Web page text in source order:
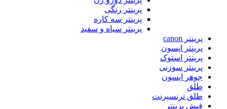
پرینتر رنگی
پرینتر سه کاره
پرینتر سیاه و سفید
پرینتر canon
پرینتر اپسون
پرینتر استوک
پرینتر سوزنی
جوهر اپسون
طلق
طلق ترنسپرنت
فیش پرینتر